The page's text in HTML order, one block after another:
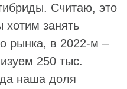
Считаю, это
занять
рынка, в 2022-м –
250 тыс.
наша доля